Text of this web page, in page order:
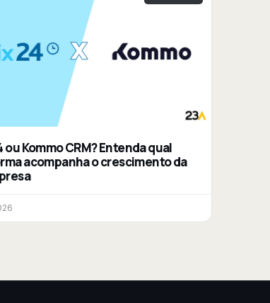
Kommo CRM? Entenda qual
acompanha o crescimento da